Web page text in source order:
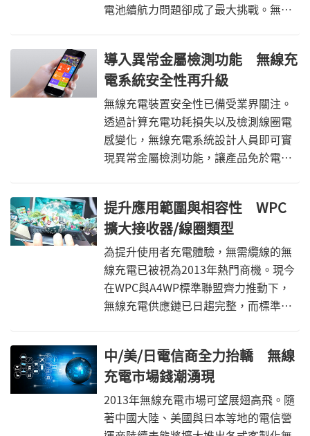
電池續航力問題卻成了最大挑戰。無線
店、辦公室或任何公共空間進行便捷充
電。
導入異常金屬檢測功能 無線充
電系統安全性再升級
無線充電裝置安全性已備受業界關注。
透過計算充電功耗損失以及檢測線圈電
感變化，無線充電系統設計人員即可實
現異常金屬檢測功能，讓產品免於電力
提升應用範圍與相容性 WPC
擴大接收器/線圈類型
為提升使用者充電體驗，無需纜線的無
線充電已被視為2013年熱門商機。現今
在WPC與A4WP標準聯盟齊力推動下，
無線充電供應鏈已日趨完整，而標準規
中/美/日電信商全力抬轎 無線
充電市場錢潮湧現
2013年無線充電市場可望展翅高飛。隨
著中國大陸、美國與日本等地的電信營